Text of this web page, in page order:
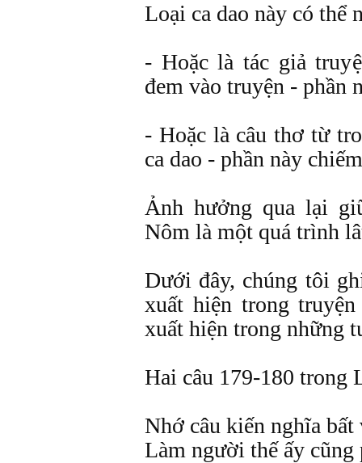
Loại ca dao này có thể
- Hoặc là tác giả
đem vào truyện - phần
- Hoặc là câu thơ từ
ca dao - phần này
Ảnh hưởng qua lại
Nôm là một quá trình
Dưới đây, chúng tôi
xuất hiện trong
xuất hiện trong những
Hai câu 179-180 trong
Nhớ câu kiến nghĩa bất
Làm người thế ấy cũng